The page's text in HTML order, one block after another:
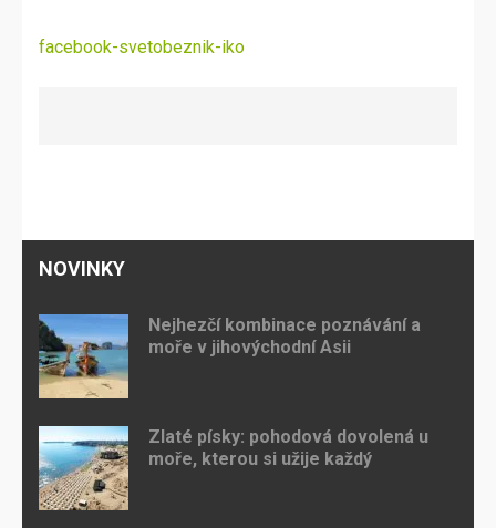
Navigace
facebook-svetobeznik-iko
NOVINKY
Nejhezčí kombinace poznávání a
moře v jihovýchodní Asii
Zlaté písky: pohodová dovolená u
moře, kterou si užije každý